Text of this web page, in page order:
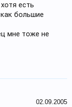
есть
большие
мне тоже не
02.09.2005